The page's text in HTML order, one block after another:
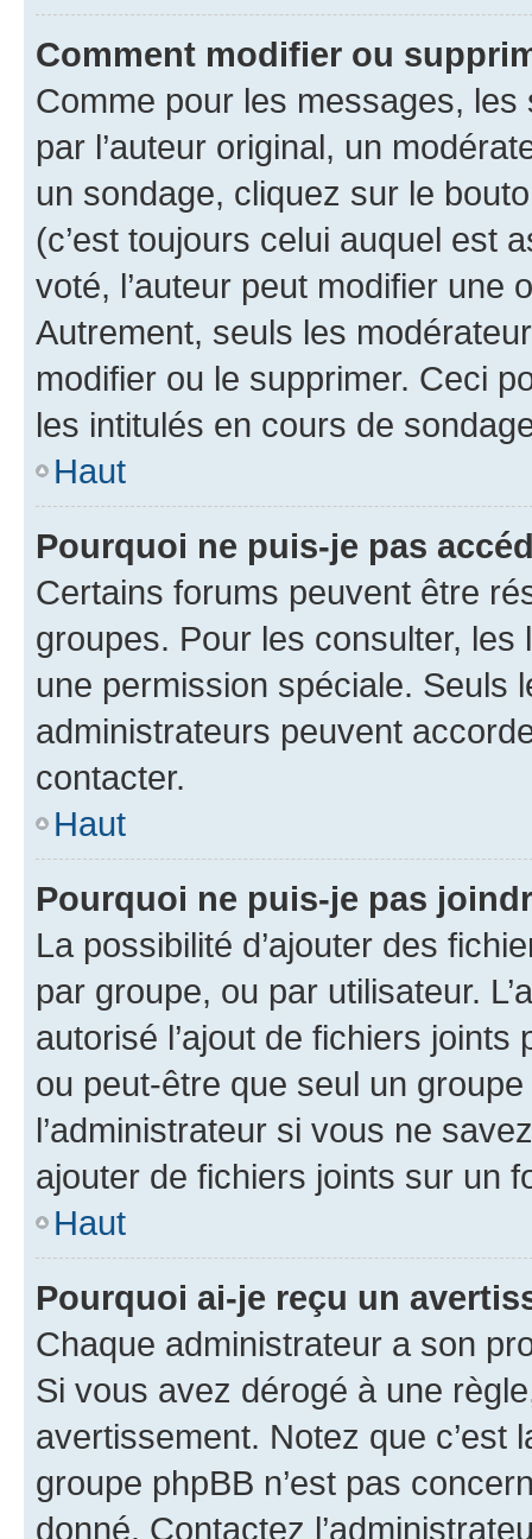
Comment modifier ou
Comme pour les messages,
par l’auteur original, un
un sondage, cliquez sur le
(c’est toujours celui auquel est
voté, l’auteur peut modifier une
Autrement, seuls les
modifier ou le supprimer. Ceci
les intitulés en cours de
Haut
Pourquoi ne puis-je pas
Certains forums peuvent être
groupes. Pour les consulter,
une permission spéciale. Seuls
administrateurs peuvent
contacter.
Haut
Pourquoi ne puis-je pas
La possibilité d’ajouter des
par groupe, ou par utilisateur.
autorisé l’ajout de fichiers
ou peut-être que seul un
l’administrateur si vous ne
ajouter de fichiers joints sur un
Haut
Pourquoi ai-je reçu un
Chaque administrateur a son
Si vous avez dérogé à une
avertissement. Notez que c’est
groupe phpBB n’est pas
donné. Contactez